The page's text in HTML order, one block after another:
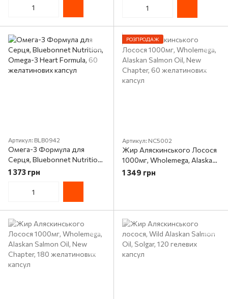
Артикул: BLB0942
Омега-3 Формула для
Серця, Bluebonnet Nutrition,
Omega-3 Heart Formula, 60
желатинових капсул
1 373 грн
РОЗПРОДАЖ
Артикул: NC5002
Жир Аляскинського Лосося
1000мг, Wholemega, Alaskan
Salmon Oil, New Chapter, 60
1 349 грн